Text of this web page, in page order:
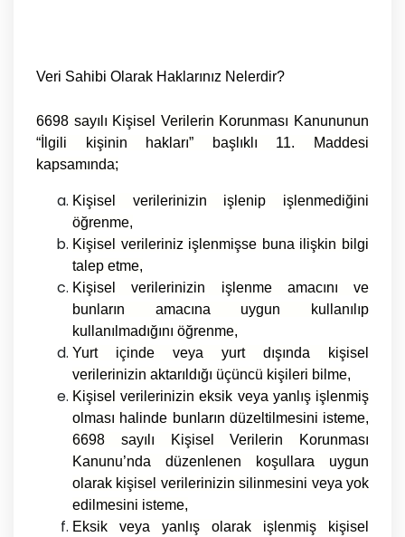
Veri Sahibi Olarak Haklarınız Nelerdir?
6698 sayılı Kişisel Verilerin Korunması Kanununun
“İlgili kişinin hakları” başlıklı 11. Maddesi
kapsamında;
Kişisel verilerinizin işlenip işlenmediğini
öğrenme,
Kişisel verileriniz işlenmişse buna ilişkin bilgi
talep etme,
Kişisel verilerinizin işlenme amacını ve
bunların amacına uygun kullanılıp
kullanılmadığını öğrenme,
Yurt içinde veya yurt dışında kişisel
verilerinizin aktarıldığı üçüncü kişileri bilme,
Kişisel verilerinizin eksik veya yanlış işlenmiş
olması halinde bunların düzeltilmesini isteme,
6698 sayılı Kişisel Verilerin Korunması
Kanunu’nda düzenlenen koşullara uygun
olarak kişisel verilerinizin silinmesini veya yok
edilmesini isteme,
Eksik veya yanlış olarak işlenmiş kişisel